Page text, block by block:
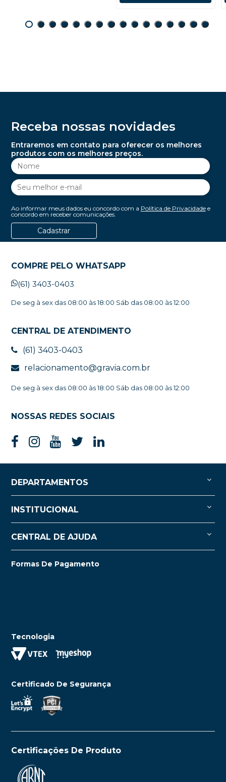
Receba nossas novidades
Entraremos em contato para oferecer os melhores
produtos com os melhores preços.
Ao informar meus dados eu concordo com a Política de Privacidadee
concordo em receber comunicações.
Cadastrar
COMPRE PELO WHATSAPP
(61) 3403-0403
De seg à sex das 08:00 às 18:00 Sáb das 08:00 às 12:00
CENTRAL DE ATENDIMENTO
(61) 3403-0403
relacionamento@gravia.com.br
De seg à sex das 08:00 às 18:00 Sáb das 08:00 às 12:00
NOSSAS REDES SOCIAIS
DEPARTAMENTOS
INSTITUCIONAL
CENTRAL DE AJUDA
Formas De Pagamento
Tecnologia
Certificado De Segurança
Certificações De Produto